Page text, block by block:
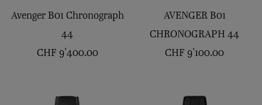
Avenger B01 Chronograph
44
CHF 9'400.00
AVENGER B01
CHRONOGRAPH 44
CHF 9'100.00